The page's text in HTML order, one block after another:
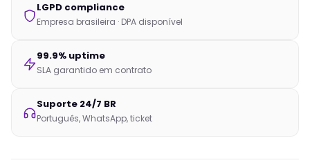
LGPD compliance
Empresa brasileira · DPA disponível
99.9% uptime
SLA garantido em contrato
Suporte 24/7 BR
Português, WhatsApp, ticket